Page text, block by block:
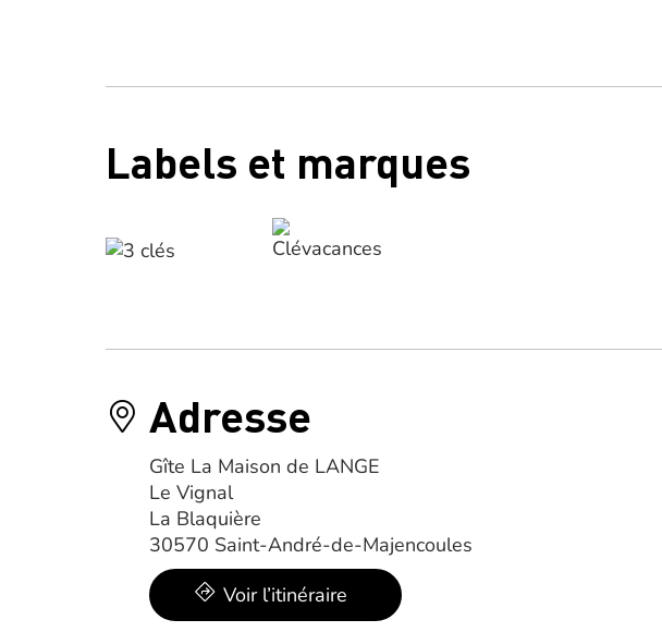
Labels et marques
Adresse
Gîte La Maison de LANGE
Le Vignal
La Blaquière
30570 Saint-André-de-Majencoules
Voir l’itinéraire